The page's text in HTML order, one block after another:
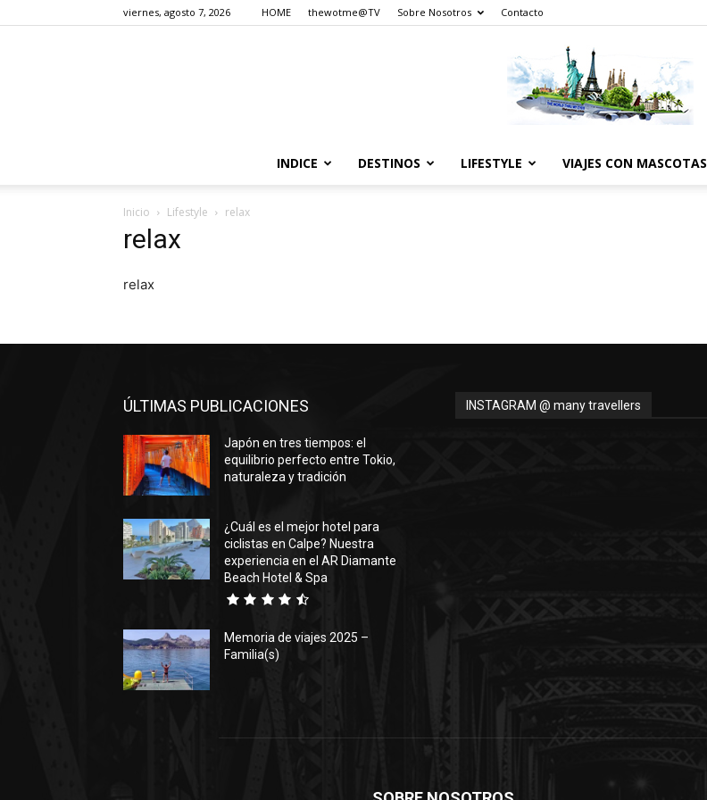
viernes, agosto 7, 2026 HOME thewotme@TV Sobre Nosotros Contacto
Thru
INDICE DESTINOS LIFESTYLE VIAJES CON MASCOTAS
Inicio Lifestyle relax
relax
relax
ÚLTIMAS PUBLICACIONES
Japón en tres tiempos: el
equilibrio perfecto entre Tokio,
naturaleza y tradición
¿Cuál es el mejor hotel para
ciclistas en Calpe? Nuestra
experiencia en el AR Diamante
Beach Hotel & Spa
Memoria de viajes 2025 –
Familia(s)
INSTAGRAM @ many travellers